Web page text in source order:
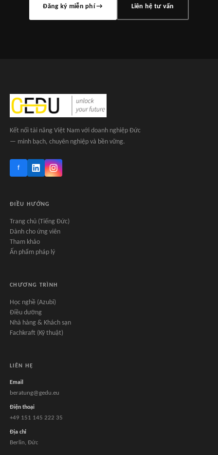
Đăng ký miễn phí → Liên hệ tư vấn
Kết nối tài năng Việt Nam với doanh nghiệp Đức
— minh bạch, chuyên nghiệp và bền vững.
f
ĐIỀU HƯỚNG
Trang chủ (Tiếng Đức)
Dành cho ứng viên
Tham khảo
Ấn phẩm pháp lý
CHƯƠNG TRÌNH
Học nghề (Azubi)
Điều dưỡng
Nhà hàng & Khách sạn
Fachkraft (Kỹ thuật)
LIÊN HỆ
Email
beratung@gedu.eu
Điện thoại
+49 151 145 222 35
Địa chỉ
Berlin, Đức